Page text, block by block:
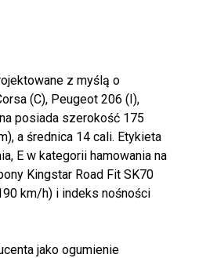
z myślą o
(C), Peugeot 206 (I),
posiada szerokość 175
a średnica 14 cali. Etykieta
E w kategorii hamowania na
Kingstar Road Fit SK70
km/h) i indeks nośności
jako ogumienie